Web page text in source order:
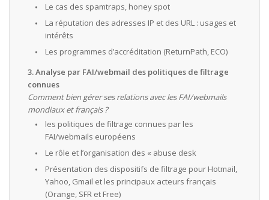
Le cas des spamtraps, honey spot
La réputation des adresses IP et des URL : usages et
intérêts
Les programmes d’accréditation (ReturnPath, ECO)
3. Analyse par FAI/webmail des politiques de filtrage
connues
Comment bien gérer ses relations avec les FAI/webmails
mondiaux et français ?
les politiques de filtrage connues par les
FAI/webmails européens
Le rôle et l’organisation des « abuse desk
Présentation des dispositifs de filtrage pour Hotmail,
Yahoo, Gmail et les principaux acteurs français
(Orange, SFR et Free)